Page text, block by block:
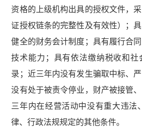
资格的上级机构出具的授权文件，
证授权链条的完整性及有效性）；
健全的财务会计制度；具有履行合
技术能力；具有依法缴纳税收和社
录；近三年内没有发生骗取中标、
没有处于被责令停业，财产被接管
三年内在经营活动中没有重大违法
律、行政法规规定的其他条件。